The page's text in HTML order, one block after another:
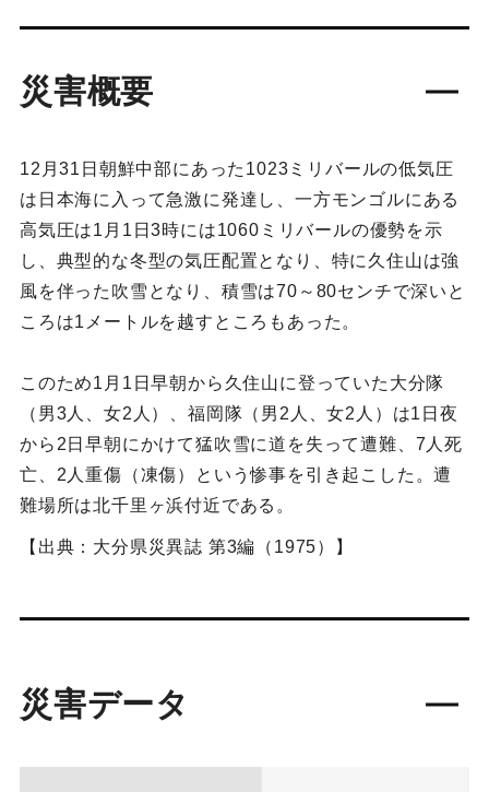
災害概要
12月31日朝鮮中部にあった1023ミリバールの低気圧
は日本海に入って急激に発達し、一方モンゴルにある
高気圧は1月1日3時には1060ミリバールの優勢を示
し、典型的な冬型の気圧配置となり、特に久住山は強
風を伴った吹雪となり、積雪は70～80センチで深いと
ころは1メートルを越すところもあった。
このため1月1日早朝から久住山に登っていた大分隊
（男3人、女2人）、福岡隊（男2人、女2人）は1日夜
から2日早朝にかけて猛吹雪に道を失って遭難、7人死
亡、2人重傷（凍傷）という惨事を引き起こした。遭
難場所は北千里ヶ浜付近である。
【出典：大分県災異誌 第3編（1975）】
災害データ